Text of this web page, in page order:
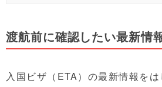
渡航前に確認したい最新情
入国ビザ（ETA）の最新情報を